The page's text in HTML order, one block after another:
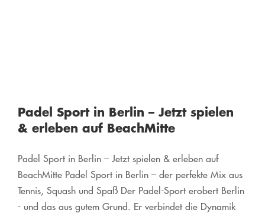
Padel Sport in Berlin – Jetzt spielen
& erleben auf BeachMitte
Padel Sport in Berlin – Jetzt spielen & erleben auf
BeachMitte Padel Sport in Berlin – der perfekte Mix aus
Tennis, Squash und Spaß Der Padel-Sport erobert Berlin
- und das aus gutem Grund. Er verbindet die Dynamik